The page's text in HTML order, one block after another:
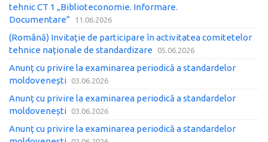
tehnic CT 1 „Biblioteconomie. Informare.
Documentare”
11.06.2026
(Română) Invitație de participare în activitatea comitetelor
tehnice naționale de standardizare
05.06.2026
Anunț cu privire la examinarea periodică a standardelor
moldovenești
03.06.2026
Anunț cu privire la examinarea periodică a standardelor
moldovenești
03.06.2026
Anunț cu privire la examinarea periodică a standardelor